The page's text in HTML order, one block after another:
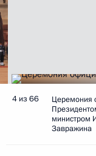
4 из 66
Церемония
министром
Завражина